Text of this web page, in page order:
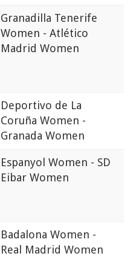
Granadilla Tenerife
Women - Atlético
Madrid Women
Deportivo de La
Coruña Women -
Granada Women
Espanyol Women - SD
Eibar Women
Badalona Women -
Real Madrid Women